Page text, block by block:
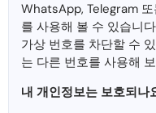
WhatsApp, Telegram
를 사용해 볼 수 있습니
가상 번호를 차단할 수
는 다른 번호를 사용해
내 개인정보는 보호되나